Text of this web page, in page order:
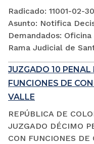
Radicado: 11001-02-
Asunto: Notifica
Demandados:
Rama Judicial de
JUZGADO 10 PENAL
FUNCIONES DE
VALLE
REPÚBLICA DE
JUZGADO DÉCIMO
CON FUNCIONES DE